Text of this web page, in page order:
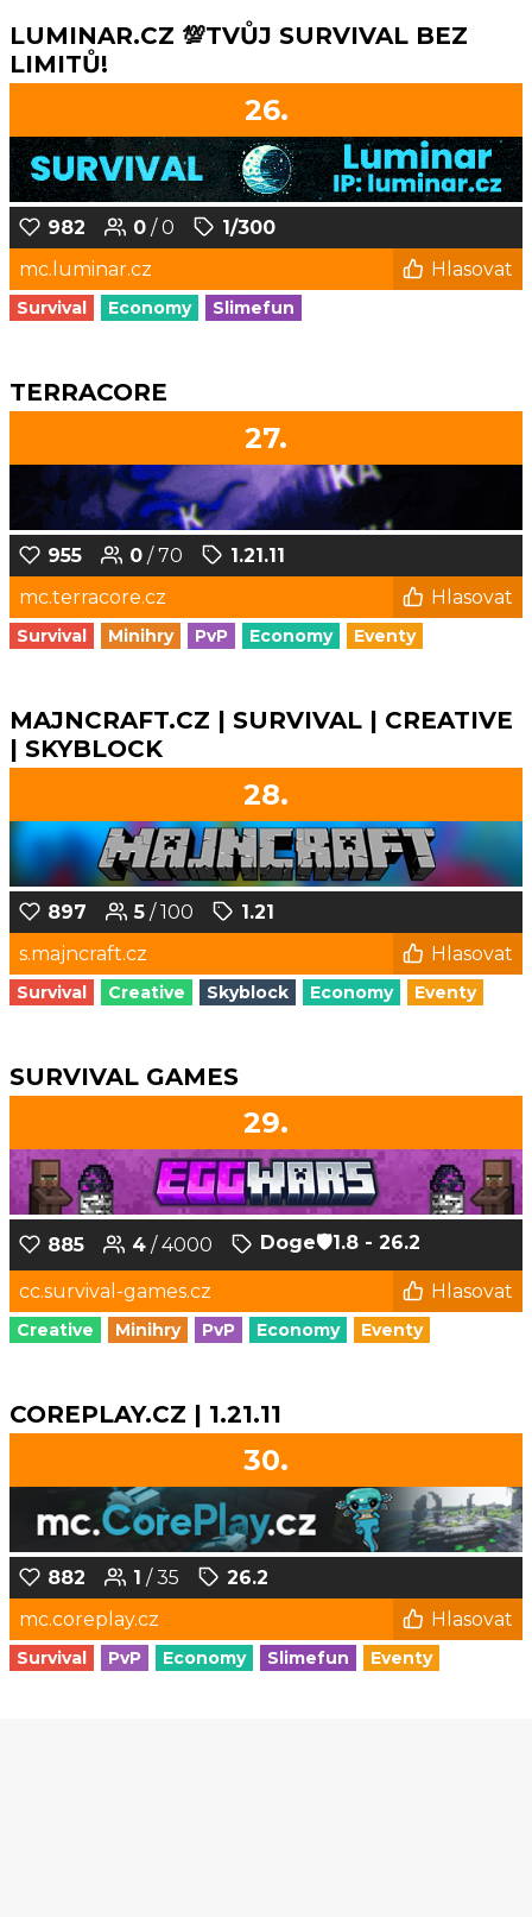
LUMINAR.CZ 💯TVŮJ SURVIVAL BEZ
LIMITŮ!
26.
982 0 / 0
1/300
mc.luminar.cz
Hlasovat
Survival Economy Slimefun
TERRACORE
27.
955 0 / 70
1.21.11
mc.terracore.cz
Hlasovat
Survival Minihry PvP Economy Eventy
MAJNCRAFT.CZ | SURVIVAL | CREATIVE
| SKYBLOCK
28.
897 5 / 100
1.21
s.majncraft.cz
Hlasovat
Survival Creative Skyblock Economy Eventy
SURVIVAL GAMES
29.
885 4 / 4000 Doge‎🛡️1.8 - 26.2
cc.survival-games.cz Hlasovat
Creative Minihry PvP Economy Eventy
COREPLAY.CZ | 1.21.11
30.
882 1 / 35
26.2
mc.coreplay.cz
Hlasovat
Survival PvP Economy Slimefun Eventy